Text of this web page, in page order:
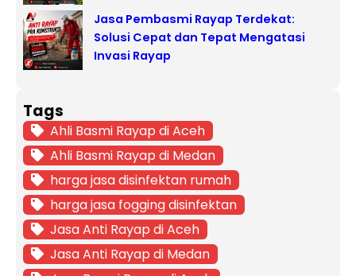
Jasa Pembasmi Rayap Terdekat:
Solusi Cepat dan Tepat Mengatasi
Invasi Rayap
Tags
Ahli Basmi Rayap di Aceh
Ahli Basmi Rayap di Medan
harga jasa disinfektan rumah
harga jasa fogging disinfektan
Jasa Anti Rayap di Aceh
Jasa Anti Rayap di Medan